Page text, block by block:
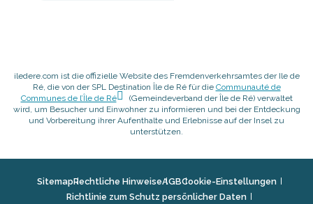
iledere.com ist die offizielle Website des Fremdenverkehrsamtes der Ile de
Ré, die von der SPL Destination Île de Ré für die Communauté de
Communes de l’Île de Ré
(Gemeindeverband der Île de Ré) verwaltet
wird, um Besucher und Einwohner zu informieren und bei der Entdeckung
und Vorbereitung ihrer Aufenthalte und Erlebnisse auf der Insel zu
unterstützen.
SitemapRechtliche HinweiseAGBCookie-Einstellungen
Richtlinie zum Schutz persönlicher Daten